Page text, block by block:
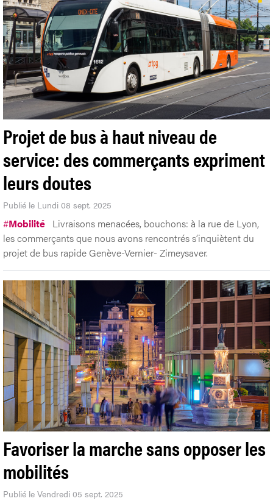
Projet de bus à haut niveau de
service: des commerçants expriment
leurs doutes
Publié le Lundi 08 sept. 2025
#Mobilité Livraisons menacées, bouchons: à la rue de Lyon,
les commerçants que nous avons rencontrés s’inquiètent du
projet de bus rapide Genève-Vernier- Zimeysaver.
Favoriser la marche sans opposer les
mobilités
Publié le Vendredi 05 sept. 2025